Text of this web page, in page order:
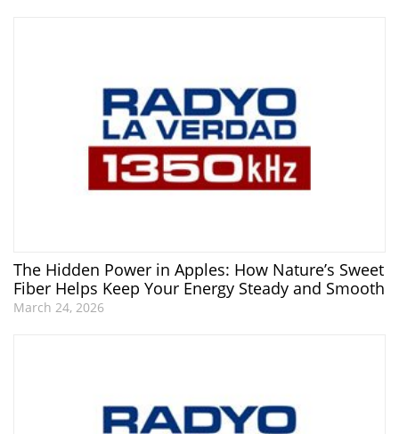
The Hidden Power in Apples: How Nature’s Sweet
Fiber Helps Keep Your Energy Steady and Smooth
March 24, 2026